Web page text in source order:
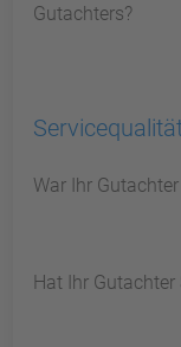
Gutachters?
War Ihr
Hat Ihr Gutachter